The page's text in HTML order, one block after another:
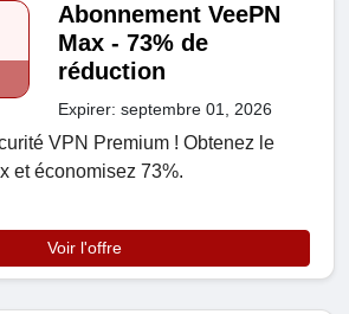
Abonnement VeePN
Max - 73% de
réduction
Expirer: septembre 01, 2026
VPN Premium ! Obtenez le
et économisez 73%.
Voir l'offre